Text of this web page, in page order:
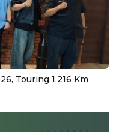
Touring 1.216 Km